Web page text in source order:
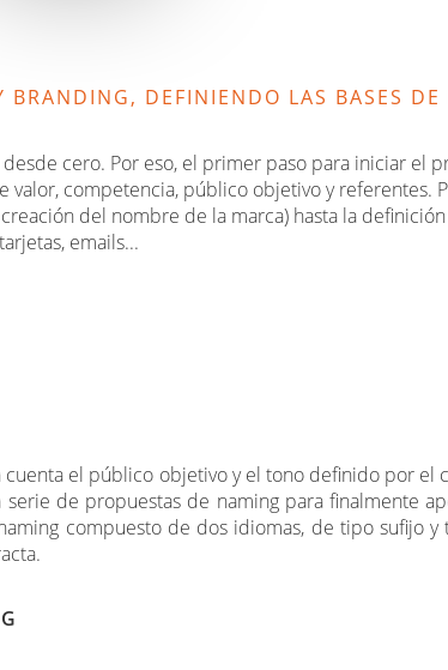
BRANDING, DEFINIENDO LAS BASES DE
desde cero. Por eso, el primer paso para iniciar el
valor, competencia, público objetivo y
del nombre de la marca) hasta la
emails...
cuenta el público objetivo y el tono definido por el
serie de propuestas de naming para finalmente
compuesto de dos idiomas, de tipo sufijo y